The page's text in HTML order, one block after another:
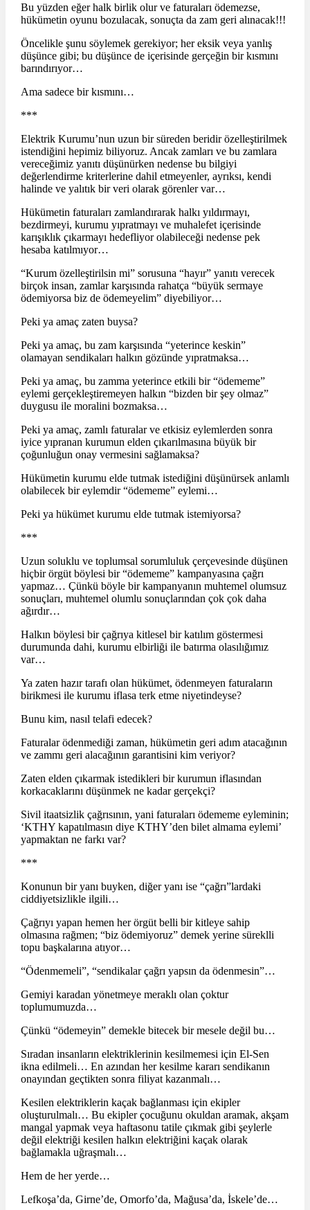
Bu yüzden eğer halk birlik olur ve faturaları ödemezse,
hükümetin oyunu bozulacak, sonuçta da zam geri alınacak!!!
Öncelikle şunu söylemek gerekiyor; her eksik veya yanlış
düşünce gibi; bu düşünce de içerisinde gerçeğin bir kısmını
barındırıyor…
Ama sadece bir kısmını…
***
Elektrik Kurumu’nun uzun bir süreden beridir özelleştirilmek
istendiğini hepimiz biliyoruz. Ancak zamları ve bu zamlara
vereceğimiz yanıtı düşünürken nedense bu bilgiyi
değerlendirme kriterlerine dahil etmeyenler, ayrıksı, kendi
halinde ve yalıtık bir veri olarak görenler var…
Hükümetin faturaları zamlandırarak halkı yıldırmayı,
bezdirmeyi, kurumu yıpratmayı ve muhalefet içerisinde
karışıklık çıkarmayı hedefliyor olabileceği nedense pek
hesaba katılmıyor…
“Kurum özelleştirilsin mi” sorusuna “hayır” yanıtı verecek
birçok insan, zamlar karşısında rahatça “büyük sermaye
ödemiyorsa biz de ödemeyelim” diyebiliyor…
Peki ya amaç zaten buysa?
Peki ya amaç, bu zam karşısında “yeterince keskin”
olamayan sendikaları halkın gözünde yıpratmaksa…
Peki ya amaç, bu zamma yeterince etkili bir “ödememe”
eylemi gerçekleştiremeyen halkın “bizden bir şey olmaz”
duygusu ile moralini bozmaksa…
Peki ya amaç, zamlı faturalar ve etkisiz eylemlerden sonra
iyice yıpranan kurumun elden çıkarılmasına büyük bir
çoğunluğun onay vermesini sağlamaksa?
Hükümetin kurumu elde tutmak istediğini düşünürsek anlamlı
olabilecek bir eylemdir “ödememe” eylemi…
Peki ya hükümet kurumu elde tutmak istemiyorsa?
***
Uzun soluklu ve toplumsal sorumluluk çerçevesinde düşünen
hiçbir örgüt böylesi bir “ödememe” kampanyasına çağrı
yapmaz… Çünkü böyle bir kampanyanın muhtemel olumsuz
sonuçları, muhtemel olumlu sonuçlarından çok çok daha
ağırdır…
Halkın böylesi bir çağrıya kitlesel bir katılım göstermesi
durumunda dahi, kurumu elbirliği ile batırma olasılığımız
var…
Ya zaten hazır tarafı olan hükümet, ödenmeyen faturaların
birikmesi ile kurumu iflasa terk etme niyetindeyse?
Bunu kim, nasıl telafi edecek?
Faturalar ödenmediği zaman, hükümetin geri adım atacağının
ve zammı geri alacağının garantisini kim veriyor?
Zaten elden çıkarmak istedikleri bir kurumun iflasından
korkacaklarını düşünmek ne kadar gerçekçi?
Sivil itaatsizlik çağrısının, yani faturaları ödememe eyleminin;
‘KTHY kapatılmasın diye KTHY’den bilet almama eylemi’
yapmaktan ne farkı var?
***
Konunun bir yanı buyken, diğer yanı ise “çağrı”lardaki
ciddiyetsizlikle ilgili…
Çağrıyı yapan hemen her örgüt belli bir kitleye sahip
olmasına rağmen; “biz ödemiyoruz” demek yerine süreklli
topu başkalarına atıyor…
“Ödenmemeli”, “sendikalar çağrı yapsın da ödenmesin”…
Gemiyi karadan yönetmeye meraklı olan çoktur
toplumumuzda…
Çünkü “ödemeyin” demekle bitecek bir mesele değil bu…
Sıradan insanların elektriklerinin kesilmemesi için El-Sen
ikna edilmeli… En azından her kesilme kararı sendikanın
onayından geçtikten sonra filiyat kazanmalı…
Kesilen elektriklerin kaçak bağlanması için ekipler
oluşturulmalı… Bu ekipler çocuğunu okuldan aramak, akşam
mangal yapmak veya haftasonu tatile çıkmak gibi şeylerle
değil elektriği kesilen halkın elektriğini kaçak olarak
bağlamakla uğraşmalı…
Hem de her yerde…
Lefkoşa’da, Girne’de, Omorfo’da, Mağusa’da, İskele’de…